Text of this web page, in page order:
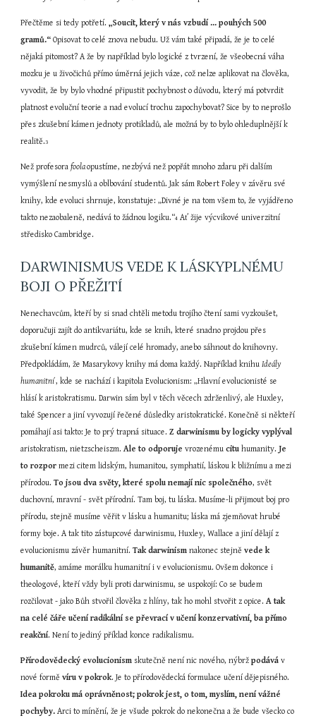
Přečtěme si tedy potřetí. „Soucit, který v nás vzbudí ... pouhých 500
gramů.“ Opisovat to celé znova nebudu. Už vám také připadá, že je to celé
nějaká pitomost? A že by například bylo logické z tvrzení, že všeobecná váha
mozku je u živočichů přímo úměrná jejich váze, což nelze aplikovat na člověka,
vyvodit, že by bylo vhodné připustit pochybnost o důvodu, který má potvrdit
platnost evoluční teorie a nad evolucí trochu zapochybovat? Sice by to neprošlo
přes zkušební kámen jednoty protikladů, ale možná by to bylo ohleduplnější k
realitě.3
Než profesora foola opustíme, nezbývá než popřát mnoho zdaru při dalším
vymýšlení nesmyslů a oblbování studentů. Jak sám Robert Foley v závěru své
knihy, kde evoluci shrnuje, konstatuje: „Divné je na tom všem to, že vyjádřeno
takto nezaobaleně, nedává to žádnou logiku.“4 Ať žije výcvikové univerzitní
středisko Cambridge.
DARWINISMUS VEDE K LÁSKYPLNÉMU
BOJI O PŘEŽITÍ
Nenechavcům, kteří by si snad chtěli metodu trojího čtení sami vyzkoušet,
doporučuji zajít do antikvariátu, kde se knih, které snadno projdou přes
zkušební kámen mudrců, válejí celé hromady, anebo sáhnout do knihovny.
Předpokládám, že Masarykovy knihy má doma každý. Například knihu Ideály
humanitní , kde se nachází i kapitola Evolucionism: „Hlavní evolucionisté se
hlásí k aristokratismu. Darwin sám byl v těch věcech zdrženlivý, ale Huxley,
také Spencer a jiní vyvozují řečené důsledky aristokratické. Konečně si někteří
pomáhají asi takto: Je to prý trapná situace. Z darwinismu by logicky vyplýval
aristokratism, nietzscheiszm. Ale to odporuje vrozenému citu humanity. Je
to rozpor mezi citem lidským, humanitou, symphatií, láskou k bližnímu a mezi
přírodou. To jsou dva světy, které spolu nemají nic společného, svět
duchovní, mravní - svět přírodní. Tam boj, tu láska. Musíme-li přijmout boj pro
přírodu, stejně musíme věřit v lásku a humanitu; láska má zjemňovat hrubé
formy boje. A tak tito zástupcové darwinismu, Huxley, Wallace a jiní dělají z
evolucionismu závěr humanitní. Tak darwinism nakonec stejně vede k
humanitě, amáme morálku humanitní i v evolucionismu. Ovšem dokonce i
theologové, kteří vždy byli proti darwinismu, se uspokojí: Co se budem
rozčilovat - jako Bůh stvořil člověka z hlíny, tak ho mohl stvořit z opice. A tak
na celé čáře učení radikální se převrací v učení konzervativní, ba přímo
reakční. Není to jediný příklad konce radikalismu.
Přírodovědecký evolucionism skutečně není nic nového, nýbrž podává v
nové formě víru v pokrok
Idea pokroku má oprávněnost; pokrok jest, o tom, myslím, není vážné
pochyby. Arci to mínění, že je všude pokrok do nekonečna a že bude všecko co